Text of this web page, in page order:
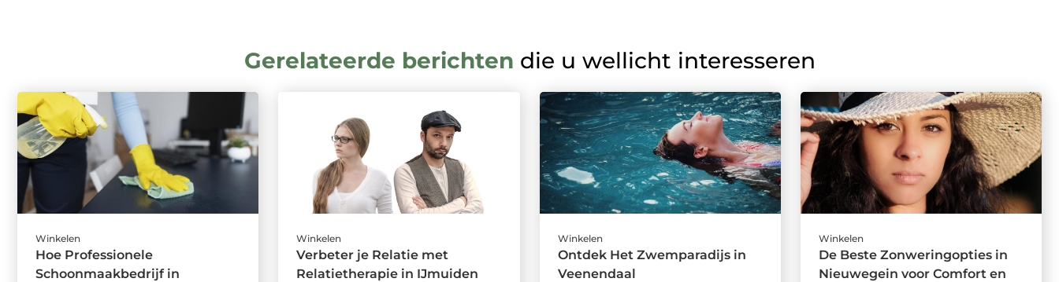
Gerelateerde berichten die u wellicht interesseren
Winkelen
Hoe Professionele
Schoonmaakbedrijf in
Winkelen
Verbeter je Relatie met
Relatietherapie in IJmuiden
Winkelen
Ontdek Het Zwemparadijs in
Veenendaal
Winkelen
De Beste Zonweringopties in
Nieuwegein voor Comfort en